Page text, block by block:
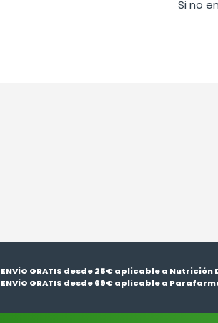
Si no
ENVÍO GRATIS desde 25€ aplicable a
ENVÍO GRATIS desde 69€ aplicable a